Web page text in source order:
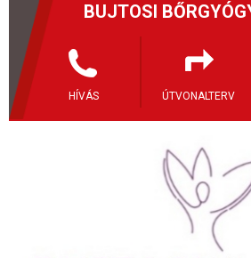
BUJTOSI
HÍVÁS ÚTVONALTERV